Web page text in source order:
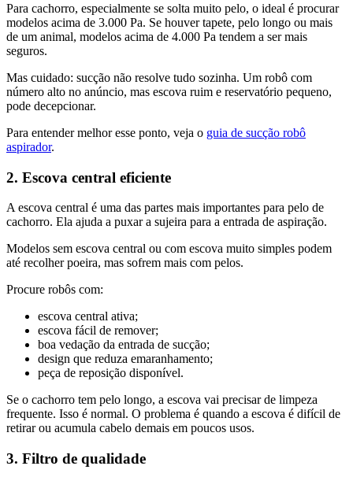
Para cachorro, especialmente se solta muito pelo, o ideal é procurar
modelos acima de 3.000 Pa. Se houver tapete, pelo longo ou mais
de um animal, modelos acima de 4.000 Pa tendem a ser mais
seguros.
Mas cuidado: sucção não resolve tudo sozinha. Um robô com
número alto no anúncio, mas escova ruim e reservatório pequeno,
pode decepcionar.
Para entender melhor esse ponto, veja o guia de sucção robô
aspirador.
2. Escova central eficiente
A escova central é uma das partes mais importantes para pelo de
cachorro. Ela ajuda a puxar a sujeira para a entrada de aspiração.
Modelos sem escova central ou com escova muito simples podem
até recolher poeira, mas sofrem mais com pelos.
Procure robôs com:
escova central ativa;
escova fácil de remover;
boa vedação da entrada de sucção;
design que reduza emaranhamento;
peça de reposição disponível.
Se o cachorro tem pelo longo, a escova vai precisar de limpeza
frequente. Isso é normal. O problema é quando a escova é difícil de
retirar ou acumula cabelo demais em poucos usos.
3. Filtro de qualidade